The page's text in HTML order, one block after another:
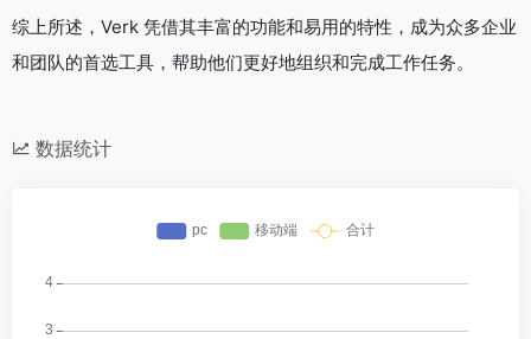
综上所述，Verk 凭借其丰富的功能和易用的特性，成为众多企业
和团队的首选工具，帮助他们更好地组织和完成工作任务。
数据统计